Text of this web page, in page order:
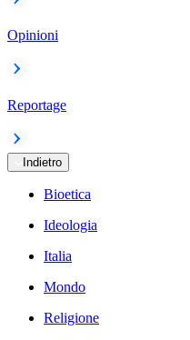
Opinioni
Reportage
Indietro
Bioetica
Ideologia
Italia
Mondo
Religione